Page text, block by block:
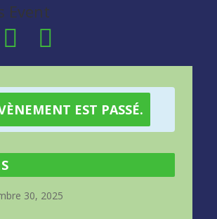
Event
EST PASSÉ.
30, 2025